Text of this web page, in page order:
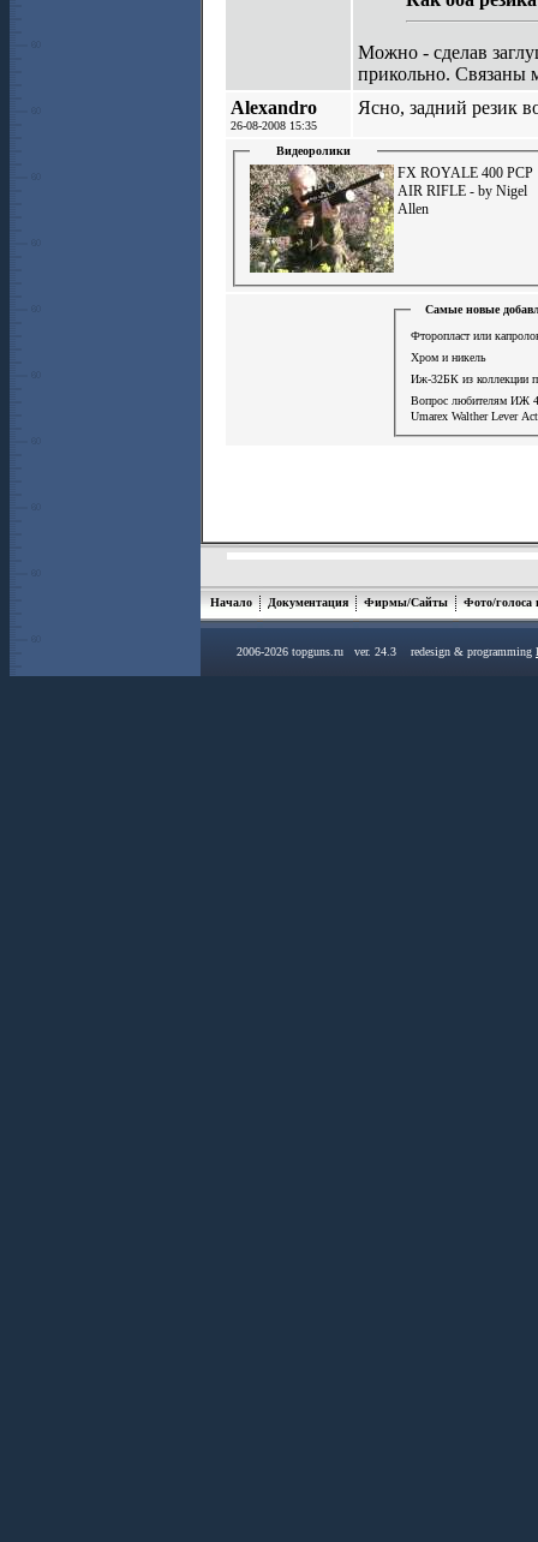
Можно - сделав
прикольно. Связаны
Alexandro
26-08-2008 15:35
Ясно, задний резик
Видеоролики
FX ROYALE 400 PCP
AIR RIFLE - by Nigel
Allen
Самые новые
Фторопласт или
Хром и никель
Иж-32БК из коллекции
Вопрос любителям ИЖ
Umarex Walther Lever
Начало Документация Фирмы/Сайты Фото/голоса
2006-2026 topguns.ru ver. 24.3 redesign & programming